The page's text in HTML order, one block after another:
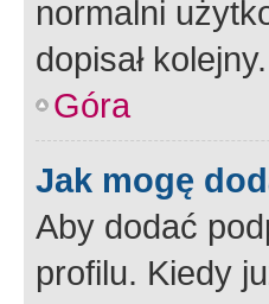
normalni
dopisał kolejny.
Góra
Jak mogę
Aby dodać
profilu. Kiedy